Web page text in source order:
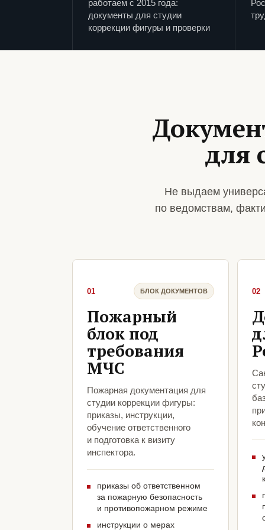
работаем с 2015 года:
документы для студии
коррекции фигуры и проверки
для
Не выдаем
по ведомствам,
01 БЛОК ДОКУМЕНТОВ
Пожарный
блок под
требования
МЧС
Пожарная документация для
студии коррекции фигуры:
приказы, инструкции,
обучение ответственного
и подготовка к визиту
инспектора.
приказы об ответственном
за пожарную безопасность
и противопожарном режиме
инструкции о мерах
02